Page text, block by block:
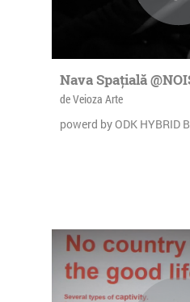
Nava Spațială
de Veioza Arte
powerd by ODK HYBRID